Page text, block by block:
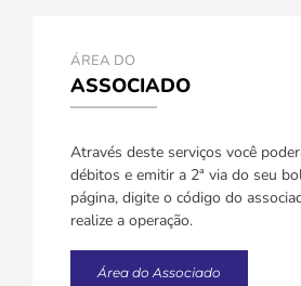
ÁREA DO
ASSOCIADO
Através deste serviços você
débitos e emitir a 2ª via do seu
página, digite o código do
realize a operação.
Área do Associado